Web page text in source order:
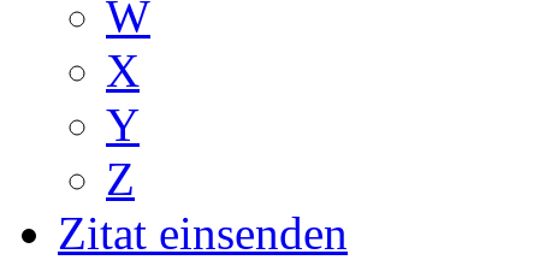
W
X
Y
Z
Zitat einsenden